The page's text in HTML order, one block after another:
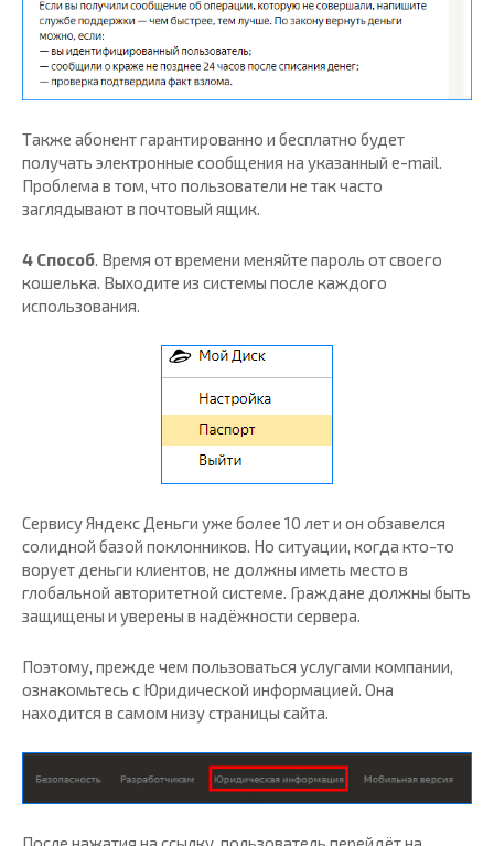
Также абонент гарантированно и бесплатно будет
получать электронные сообщения на указанный e-mail.
Проблема в том, что пользователи не так часто
заглядывают в почтовый ящик.
4 Способ. Время от времени меняйте пароль от своего
кошелька. Выходите из системы после каждого
использования.
Сервису Яндекс Деньги уже более 10 лет и он обзавелся
солидной базой поклонников. Но ситуации, когда кто-то
ворует деньги клиентов, не должны иметь место в
глобальной авторитетной системе. Граждане должны быть
защищены и уверены в надёжности сервера.
Поэтому, прежде чем пользоваться услугами компании,
ознакомьтесь с Юридической информацией. Она
находится в самом низу страницы сайта.